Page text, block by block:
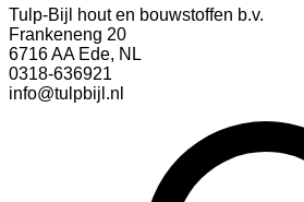
Tulp-Bijl hout en bouwstoffen b.v.
Frankeneng 20
6716 AA Ede, NL
0318-636921
info@tulpbijl.nl